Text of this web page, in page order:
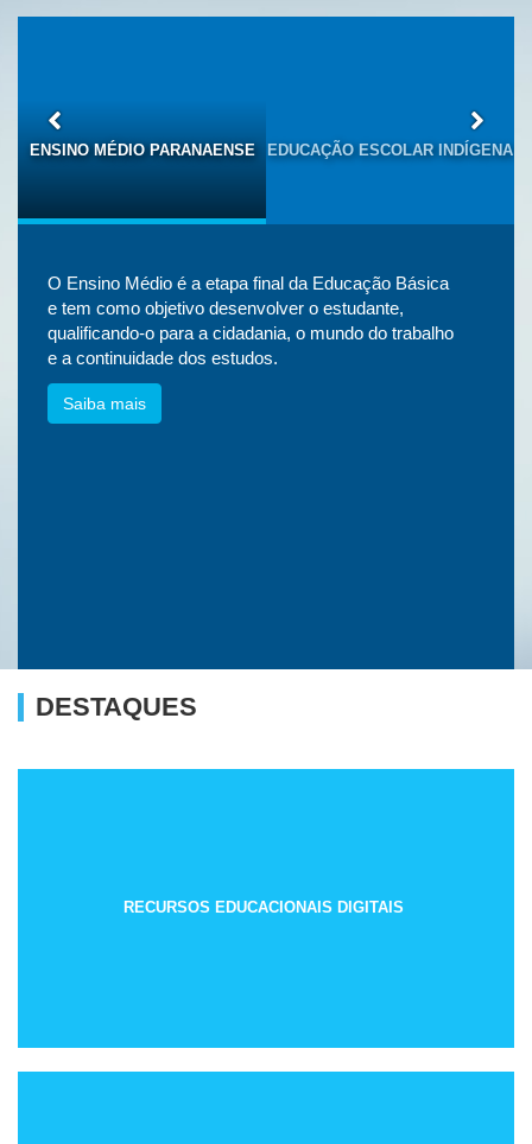
ENSINO MÉDIO PARANAENSE
EDUCAÇÃO ESCOLAR INDÍGENA
O Ensino Médio é a etapa final da Educação Básica
e tem como objetivo desenvolver o estudante,
qualificando-o para a cidadania, o mundo do trabalho
e a continuidade dos estudos.
Saiba mais
DESTAQUES
RECURSOS EDUCACIONAIS DIGITAIS